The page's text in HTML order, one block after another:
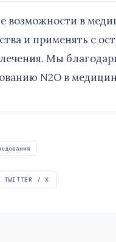
возможности в
и применять с
Мы
N2O в
TWITTER / X